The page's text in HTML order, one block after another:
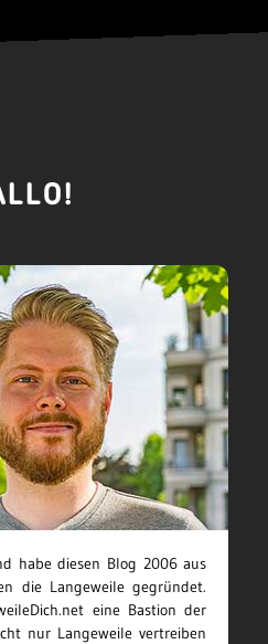
habe diesen Blog 2006 aus
die Langeweile gegründet.
eine Bastion der
nur Langeweile vertreiben